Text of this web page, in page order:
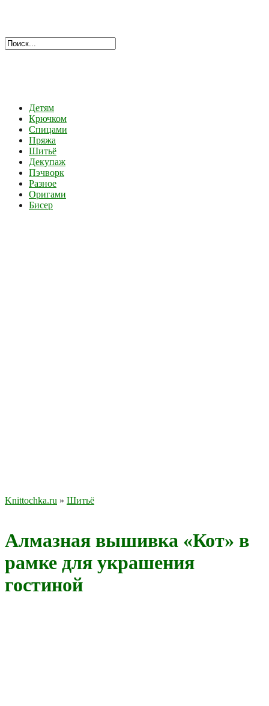
Детям
Крючком
Спицами
Пряжа
Шитьё
Декупаж
Пэчворк
Разное
Оригами
Бисер
Knittochka.ru » Шитьё
Алмазная вышивка «Кот» в
рамке для украшения
гостиной